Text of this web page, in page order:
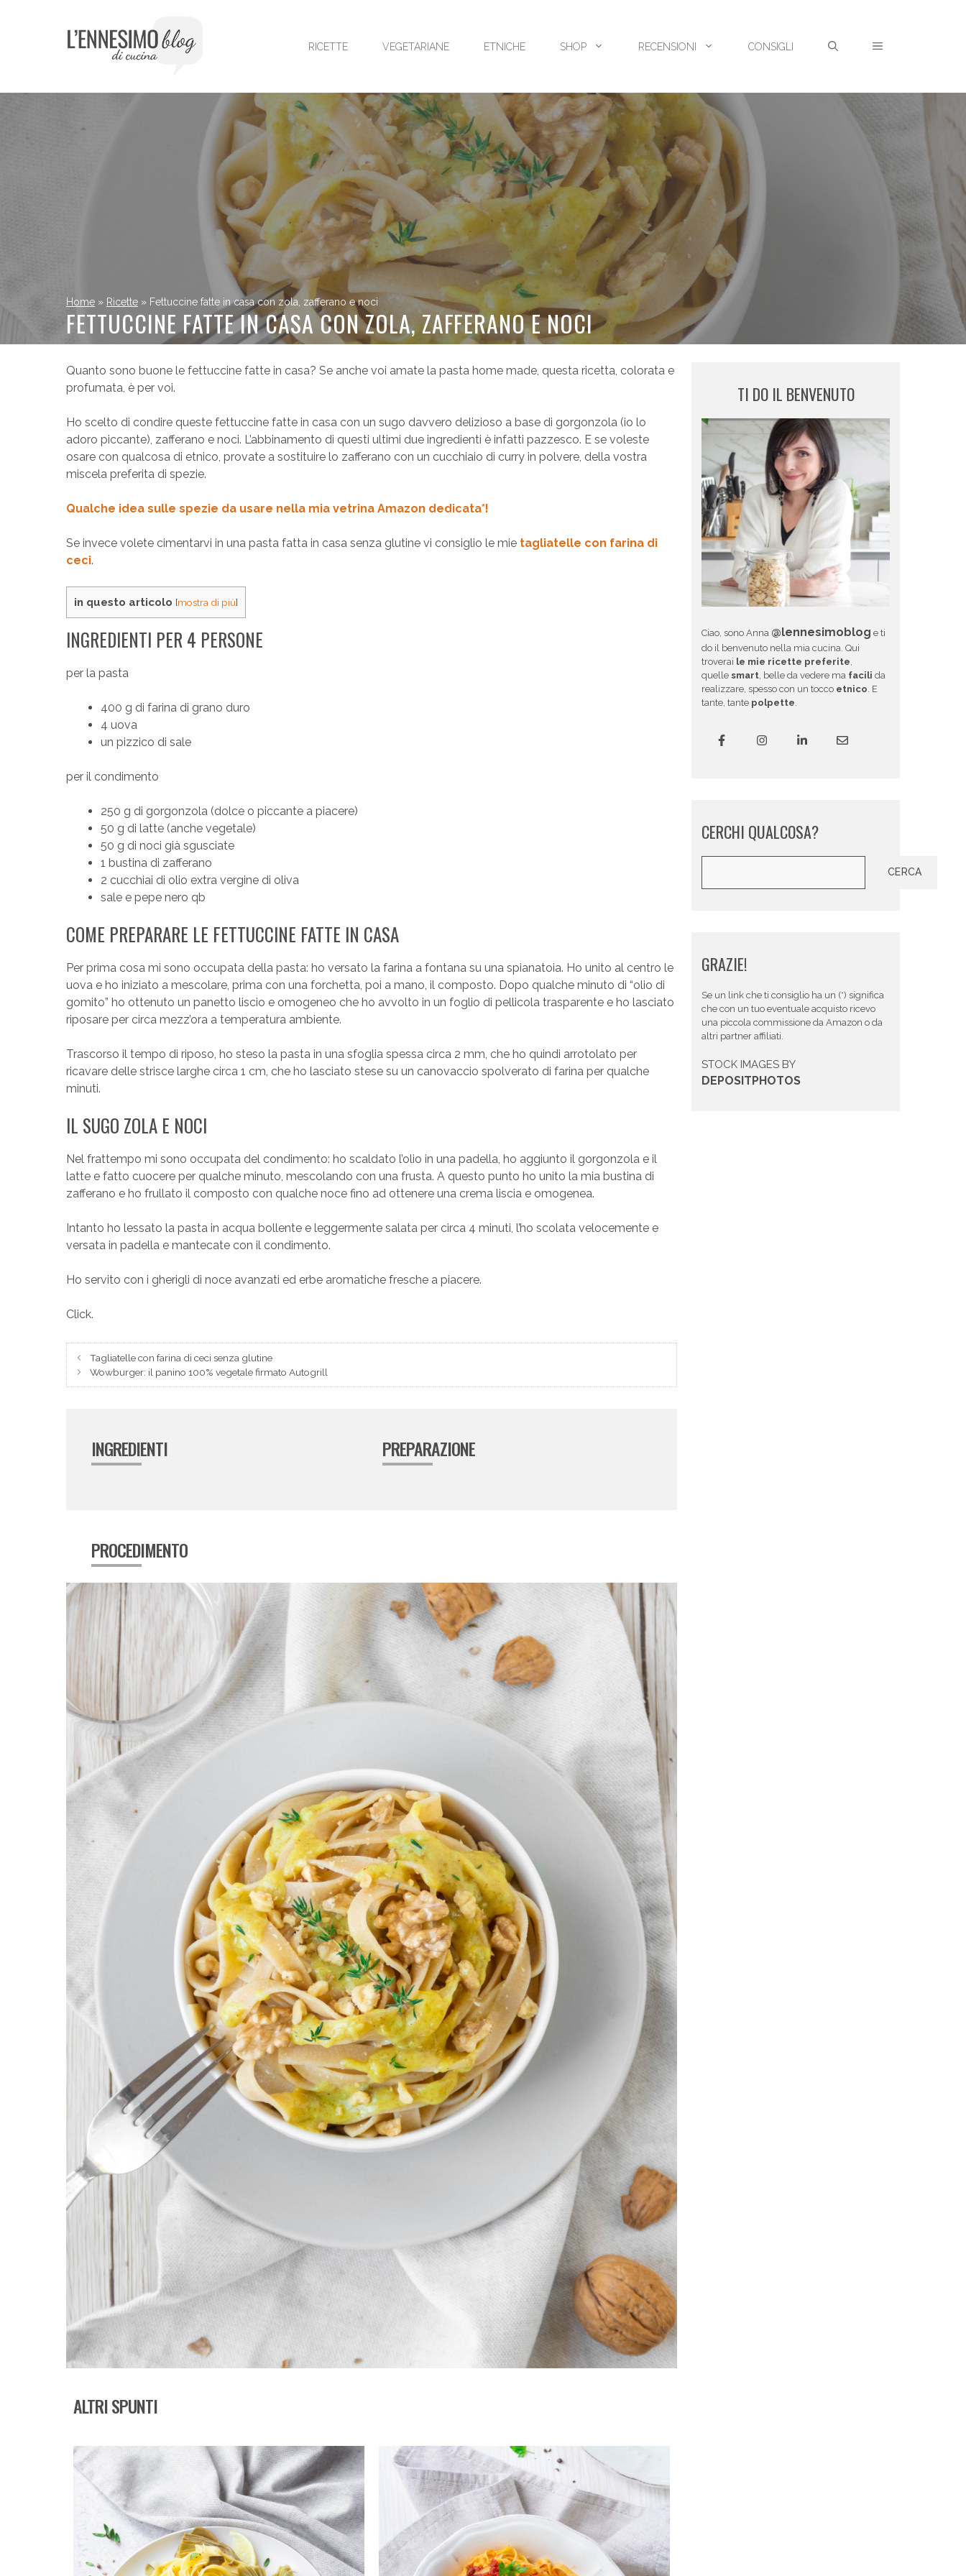
RICETTE VEGETARIANE ETNICHE SHOP RECENSIONI CONSIGLI
Home » Ricette » Fettuccine fatte in casa con zola, zafferano e noci
FETTUCCINE FATTE IN CASA CON ZOLA, ZAFFERANO E NOCI
Quanto sono buone le fettuccine fatte in casa? Se anche voi amate la pasta home made, questa ricetta, colorata e
profumata, è per voi.
Ho scelto di condire queste fettuccine fatte in casa con un sugo davvero delizioso a base di gorgonzola (io lo
adoro piccante), zafferano e noci. L’abbinamento di questi ultimi due ingredienti è infatti pazzesco. E se voleste
osare con qualcosa di etnico, provate a sostituire lo zafferano con un cucchiaio di curry in polvere, della vostra
miscela preferita di spezie.
Qualche idea sulle spezie da usare nella mia vetrina Amazon dedicata*!
Se invece volete cimentarvi in una pasta fatta in casa senza glutine vi consiglio le mie tagliatelle con farina di
ceci.
in questo articolo [mostra di più]
INGREDIENTI PER 4 PERSONE
per la pasta
400 g di farina di grano duro
4 uova
un pizzico di sale
per il condimento
250 g di gorgonzola (dolce o piccante a piacere)
50 g di latte (anche vegetale)
50 g di noci già sgusciate
1 bustina di zafferano
2 cucchiai di olio extra vergine di oliva
sale e pepe nero qb
COME PREPARARE LE FETTUCCINE FATTE IN CASA
Per prima cosa mi sono occupata della pasta: ho versato la farina a fontana su una spianatoia. Ho unito al centro le
uova e ho iniziato a mescolare, prima con una forchetta, poi a mano, il composto. Dopo qualche minuto di “olio di
gomito” ho ottenuto un panetto liscio e omogeneo che ho avvolto in un foglio di pellicola trasparente e ho lasciato
riposare per circa mezz’ora a temperatura ambiente.
Trascorso il tempo di riposo, ho steso la pasta in una sfoglia spessa circa 2 mm, che ho quindi arrotolato per
ricavare delle strisce larghe circa 1 cm, che ho lasciato stese su un canovaccio spolverato di farina per qualche
minuti.
IL SUGO ZOLA E NOCI
Nel frattempo mi sono occupata del condimento: ho scaldato l’olio in una padella, ho aggiunto il gorgonzola e il
latte e fatto cuocere per qualche minuto, mescolando con una frusta. A questo punto ho unito la mia bustina di
zafferano e ho frullato il composto con qualche noce fino ad ottenere una crema liscia e omogenea.
Intanto ho lessato la pasta in acqua bollente e leggermente salata per circa 4 minuti, l’ho scolata velocemente e
versata in padella e mantecate con il condimento.
Ho servito con i gherigli di noce avanzati ed erbe aromatiche fresche a piacere.
Click.
Tagliatelle con farina di ceci senza glutine
Wowburger: il panino 100% vegetale firmato Autogrill
INGREDIENTI PREPARAZIONE
PROCEDIMENTO
ALTRI SPUNTI
TI DO IL BENVENUTO
Ciao, sono Anna @lennesimoblog e ti
do il benvenuto nella mia cucina. Qui
troverai le mie ricette preferite,
quelle smart, belle da vedere ma facili da
realizzare, spesso con un tocco etnico. E
tante, tante polpette.
CERCHI QUALCOSA?
CERCA
GRAZIE!
Se un link che ti consiglio ha un (*) significa
che con un tuo eventuale acquisto ricevo
una piccola commissione da Amazon o da
altri partner affiliati.
STOCK IMAGES BY
DEPOSITPHOTOS